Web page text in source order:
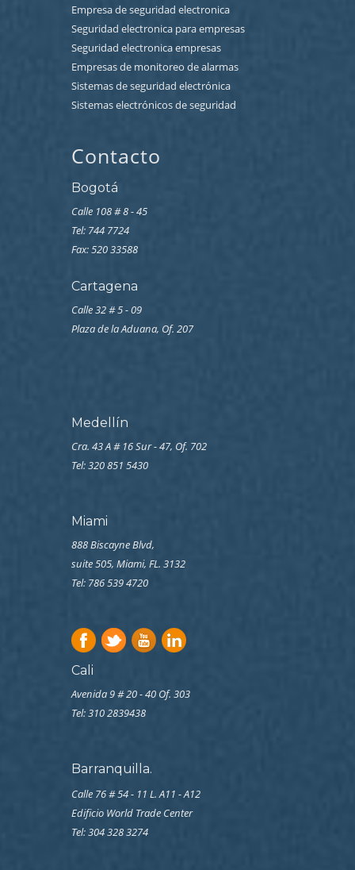
Empresa de seguridad electronica
Seguridad electronica para empresas
Seguridad electronica empresas
Empresas de monitoreo de alarmas
Sistemas de seguridad electrónica
Sistemas electrónicos de seguridad
Contacto
Bogotá
Calle 108 # 8 - 45
Tel: 744 7724
Fax: 520 33588
Cartagena
Calle 32 # 5 - 09
Plaza de la Aduana, Of. 207
Medellín
Cra. 43 A # 16 Sur - 47, Of. 702
Tel: 320 851 5430
Miami
888 Biscayne Blvd,
suite 505, Miami, FL. 3132
Tel: 786 539 4720
Cali
Avenida 9 # 20 - 40 Of. 303
Tel:310 2839438
Barranquilla.
Calle 76 # 54 - 11 L. A11 - A12
Edificio World Trade Center
Tel: 304 328 3274